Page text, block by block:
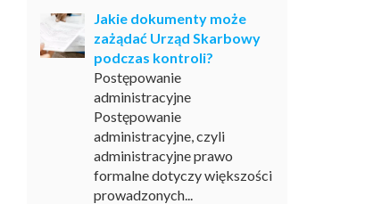
Jakie dokumenty może
zażądać Urząd Skarbowy
podczas kontroli?
Postępowanie
administracyjne
Postępowanie
administracyjne, czyli
administracyjne prawo
formalne dotyczy większości
prowadzonych...